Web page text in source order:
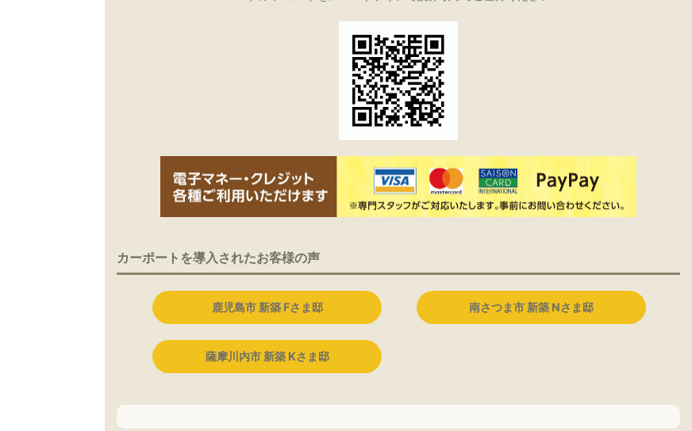
カーポートを導入されたお客様の声
鹿児島市 新築 Fさま邸 南さつま市 新築 Nさま邸
薩摩川内市 新築 Kさま邸